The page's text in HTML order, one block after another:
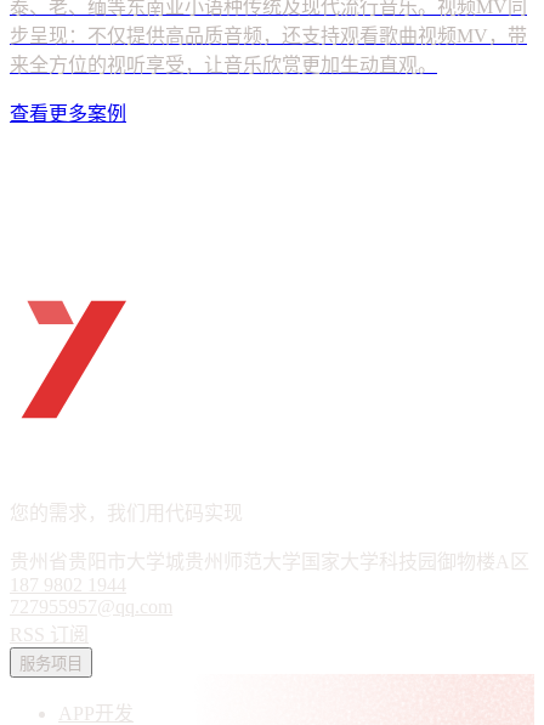
查看更多案例
您的需求，我们用代码实现
贵州省贵阳市大学城贵州师范大学国家大学科技园御物楼A区
187 9802 1944
727955957@qq.com
RSS 订阅
服务项目
APP开发